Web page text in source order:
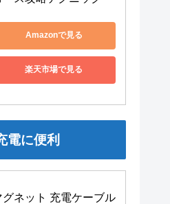
Amazonで見る
楽天市場で見る
電に便利
グネット 充電ケーブル